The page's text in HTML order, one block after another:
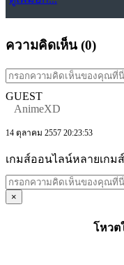
ความคิดเห็น (0)
GUEST
AnimeXD
14 ตุลาคม 2557 20:23:53
เกมส์ออนไลน์หลายเกม
×
โหวต